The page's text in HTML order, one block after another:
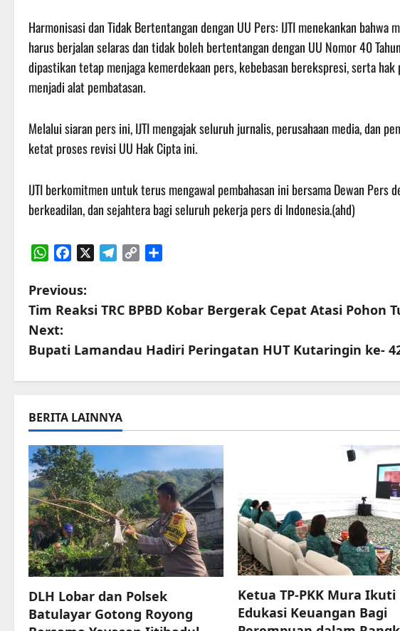
Harmonisasi dan Tidak Bertentangan dengan UU Pers: IJTI menekankan
harus berjalan selaras dan tidak boleh bertentangan dengan UU Nomor 40
dipastikan tetap menjaga kemerdekaan pers, kebebasan berekspresi, serta
menjadi alat pembatasan.
Melalui siaran pers ini, IJTI mengajak seluruh jurnalis, perusahaan media, dan
ketat proses revisi UU Hak Cipta ini.
IJTI berkomitmen untuk terus mengawal pembahasan ini bersama Dewan Pers
berkeadilan, dan sejahtera bagi seluruh pekerja pers di Indonesia.(ahd)
P
o
s
t
n
a
v
i
g
a
t
i
Previous:
Tim Reaksi TRC BPBD Kobar Bergerak Cepat Atasi Pohon
Next:
Bupati Lamandau Hadiri Peringatan HUT Kutaringin ke-
BERITA LAINNYA
DLH Lobar dan Polsek
Batulayar Gotong Royong
Ketua TP-PKK Mura Ikuti
Edukasi Keuangan Bagi